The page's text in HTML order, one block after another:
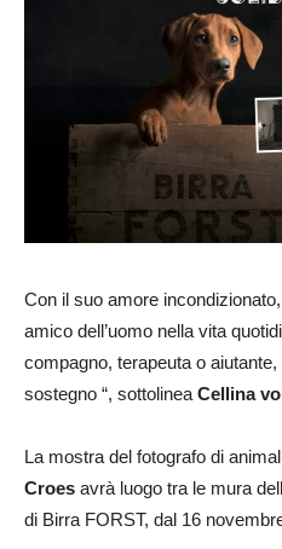
Con il suo amore
amico dell’uomo nella vita
compagno, terapeuta o
sostegno “, sottolinea Cellina
La mostra del fotografo di
Croes avrà luogo tra le mura
di Birra FORST, dal 16